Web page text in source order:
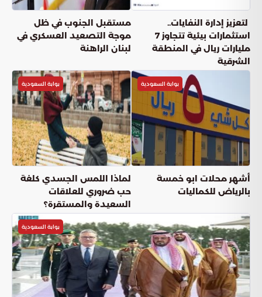
لتعزيز إدارة النفايات..
استثمارات بيئية تتجاوز 7
مليارات ريال في المنطقة
الشرقية
مستقبل الجنوب في ظل
موجة التصعيد العسكري في
لبنان الراهنة
بوابة السعودية
أشهر محلات ابو خمسة
بالرياض للكماليات
بوابة السعودية
لماذا اللمس الجسدي كلغة
حب ضروري للعلاقات
السعيدة والمستقرة؟
بوابة السعودية